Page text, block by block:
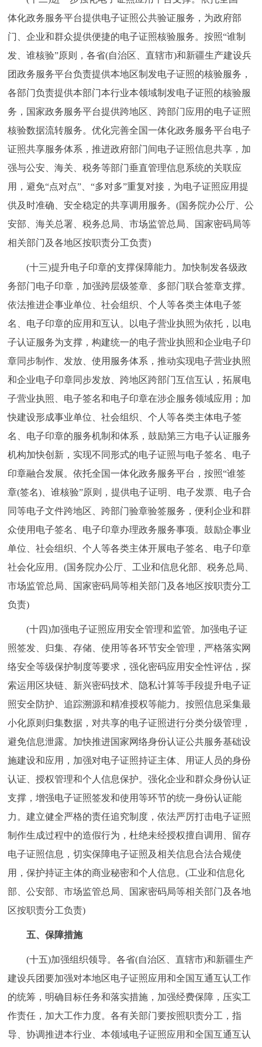
体化政务服务平台提供电子证照公共验证服务，为政府部
门、企业和群众提供便捷的电子证照核验服务。按照“谁制
发、谁核验”原则，各省(自治区、直辖市)和新疆生产建设兵
团政务服务平台负责提供本地区制发电子证照的核验服务，
各部门负责提供本部门本行业本领域制发电子证照的核验服
务，国家政务服务平台提供跨地区、跨部门应用的电子证照
核验数据流转服务。优化完善全国一体化政务服务平台电子
证照共享服务体系，推进政府部门间电子证照信息共享，加
强与公安、海关、税务等部门垂直管理信息系统的关联应
用，避免“点对点”、“多对多”重复对接，为电子证照应用提
供及时准确、安全稳定的共享调用服务。(国务院办公厅、公
安部、海关总署、税务总局、市场监管总局、国家密码局等
相关部门及各地区按职责分工负责)
(十三)提升电子印章的支撑保障能力。加快制发各级政
务部门电子印章，加强跨层级签章、多部门联合签章支撑。
依法推进企事业单位、社会组织、个人等各类主体电子签
名、电子印章的应用和互认。以电子营业执照为依托，以电
子认证服务为支撑，构建统一的电子营业执照和企业电子印
章同步制作、发放、使用服务体系，推动实现电子营业执照
和企业电子印章同步发放、跨地区跨部门互信互认，拓展电
子营业执照、电子签名和电子印章在涉企服务领域应用；加
快建设形成事业单位、社会组织、个人等各类主体电子签
名、电子印章的服务机制和体系，鼓励第三方电子认证服务
机构加快创新，实现不同形式的电子证照与电子签名、电子
印章融合发展。依托全国一体化政务服务平台，按照“谁签
章(签名)、谁核验”原则，提供电子证明、电子发票、电子合
同等电子文件跨地区、跨部门验章验签服务，便利企业和群
众使用电子签名、电子印章办理政务服务事项。鼓励企事业
单位、社会组织、个人等各类主体开展电子签名、电子印章
社会化应用。(国务院办公厅、工业和信息化部、税务总局、
市场监管总局、国家密码局等相关部门及各地区按职责分工
负责)
(十四)加强电子证照应用安全管理和监管。加强电子证
照签发、归集、存储、使用等各环节安全管理，严格落实网
络安全等级保护制度等要求，强化密码应用安全性评估，探
索运用区块链、新兴密码技术、隐私计算等手段提升电子证
照安全防护、追踪溯源和精准授权等能力。按照信息采集最
小化原则归集数据，对共享的电子证照进行分类分级管理，
避免信息泄露。加快推进国家网络身份认证公共服务基础设
施建设和应用，加强对电子证照持证主体、用证人员的身份
认证、授权管理和个人信息保护。强化企业和群众身份认证
支撑，增强电子证照签发和使用等环节的统一身份认证能
力。建立健全严格的责任追究制度，依法严厉打击电子证照
制作生成过程中的造假行为，杜绝未经授权擅自调用、留存
电子证照信息，切实保障电子证照及相关信息合法合规使
用，保护持证主体的商业秘密和个人信息。(工业和信息化
部、公安部、市场监管总局、国家密码局等相关部门及各地
区按职责分工负责)
五、保障措施
(十五)加强组织领导。各省(自治区、直辖市)和新疆生产
建设兵团要加强对本地区电子证照应用和全国互通互认工作
的统筹，明确目标任务和落实措施，加强经费保障，压实工
作责任，加大工作力度。各有关部门要按照职责分工，指
导、协调推进本行业、本领域电子证照应用和全国互通互认